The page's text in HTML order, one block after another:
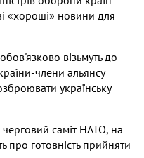
«хороші» новини для
візьмуть до
члени альянсу
українську
черговий саміт НАТО, на
про готовність прийняти